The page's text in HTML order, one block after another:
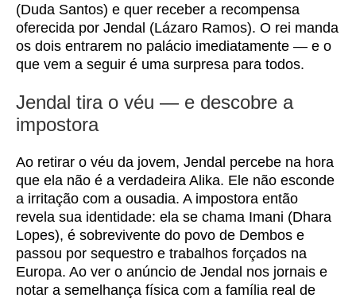
(Duda Santos) e quer receber a recompensa
oferecida por Jendal (Lázaro Ramos). O rei manda
os dois entrarem no palácio imediatamente — e o
que vem a seguir é uma surpresa para todos.
Jendal tira o véu — e descobre a
impostora
Ao retirar o véu da jovem, Jendal percebe na hora
que ela não é a verdadeira Alika. Ele não esconde
a irritação com a ousadia. A impostora então
revela sua identidade: ela se chama Imani (Dhara
Lopes), é sobrevivente do povo de Dembos e
passou por sequestro e trabalhos forçados na
Europa. Ao ver o anúncio de Jendal nos jornais e
notar a semelhança física com a família real de